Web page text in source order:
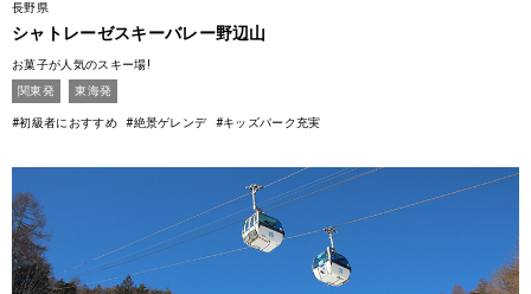
長野県
シャトレーゼスキーバレー野辺山
お菓子が人気のスキー場!
関東発
東海発
#初級者におすすめ #絶景ゲレンデ #キッズパーク充実